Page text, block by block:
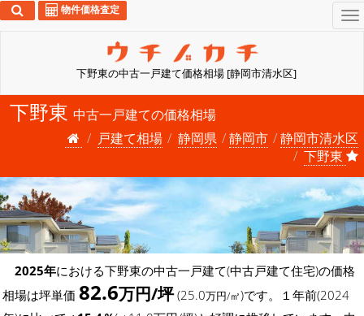
下野東の中古一戸建て価格相場 [静岡市清水区]
物件価格査定
下野東 中古一戸建ての価格相場
戸建て相場
静岡県 静岡市
静岡市清水区
下野東
2025年における下野東の中古一戸建て(中古戸建て住宅)の価格
相場は坪単価 82.6万円/坪(25.0万円/㎡)です。１年前(2024